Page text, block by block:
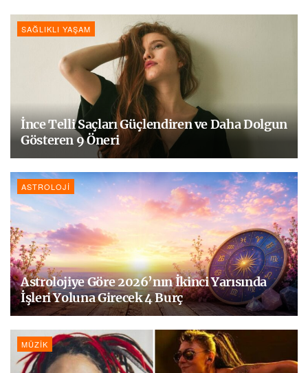
SAĞLIKLI YAŞAM
İnce Telli Saçları Güçlendiren ve Daha Dolgun
Gösteren 9 Öneri
ASTROLOJI
Astrolojiye Göre 2026’nın İkinci Yarısında
İşleri Yoluna Girecek 4 Burç
MÜZIK